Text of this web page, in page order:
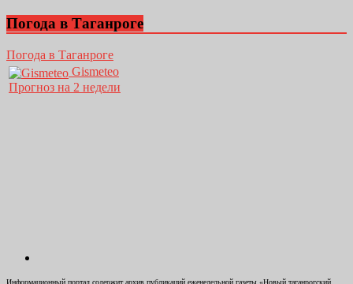
Погода в Таганроге
Погода в Таганроге
Gismeteo
Прогноз на 2 недели
Информационный портал содержит архив публикаций еженедельной газеты «Новый таганрогский